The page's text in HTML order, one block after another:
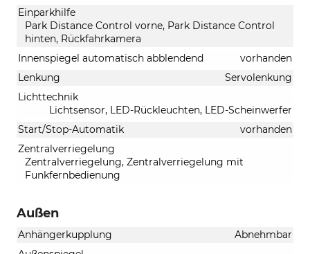
Einparkhilfe
Park Distance Control vorne, Park Distance Control
hinten, Rückfahrkamera
Innenspiegel automatisch abblendend
vorhanden
Lenkung
Servolenkung
Lichttechnik
Lichtsensor, LED-Rückleuchten, LED-Scheinwerfer
Start/Stop-Automatik
vorhanden
Zentralverriegelung
Zentralverriegelung, Zentralverriegelung mit
Funkfernbedienung
Außen
Anhängerkupplung
Abnehmbar